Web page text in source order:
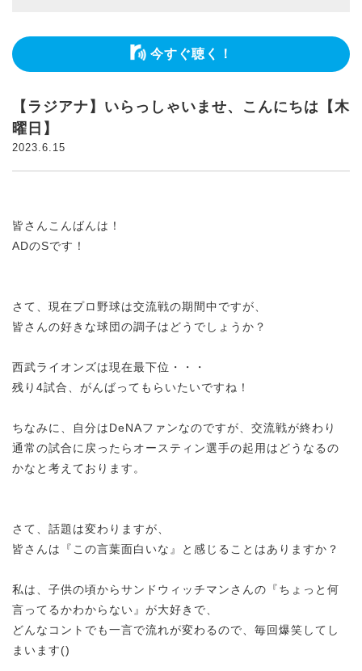
今すぐ聴く！
【ラジアナ】いらっしゃいませ、こんにちは【木
曜日】
2023.6.15
皆さんこんばんは！
ADのSです！
さて、現在プロ野球は交流戦の期間中ですが、
皆さんの好きな球団の調子はどうでしょうか？
西武ライオンズは現在最下位・・・
残り4試合、がんばってもらいたいですね！
ちなみに、自分はDeNAファンなのですが、交流戦が終わり
通常の試合に戻ったらオースティン選手の起用はどうなるの
かなと考えております。
さて、話題は変わりますが、
皆さんは『この言葉面白いな』と感じることはありますか？
私は、子供の頃からサンドウィッチマンさんの『ちょっと何
言ってるかわからない』が大好きで、
どんなコントでも一言で流れが変わるので、毎回爆笑してし
まいます()